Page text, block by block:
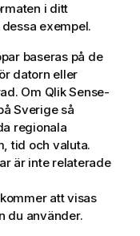
i ditt
exempel.
baseras på de
datorn eller
Om Qlik Sense-
Sverige så
regionala
tid och valuta.
är inte relaterade
kommer att visas
du använder.